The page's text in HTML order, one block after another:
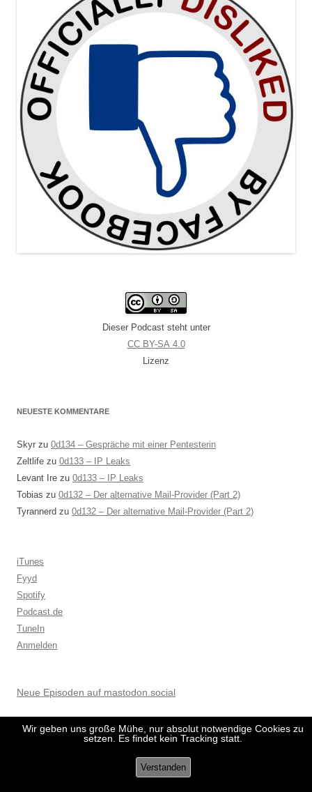
Dieser Podcast steht unter
CC BY-SA 4.0
Lizenz
NEUESTE KOMMENTARE
Skyr zu 0d134 – Gespräche mit einer Pentesterin
Zeltlife zu 0d133 – IP Leaks
Levant Ire zu 0d133 – IP Leaks
Tobias zu 0d132 – Der alternative Mail-Provider (Part 2)
Tyrannerd zu 0d132 – Der alternative Mail-Provider (Part 2)
iTunes
Fyyd
Spotify
Podcast.de
TuneIn
Anmelden
Neue Episoden auf mastodon.social
Stolz präsentiert von WordPress
Wir geben uns große Mühe, nur absolut notwendige Cookies zu
setzen. Es findet kein Tracking statt.
Verstanden